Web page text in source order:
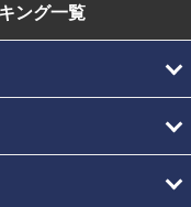
ング一覧